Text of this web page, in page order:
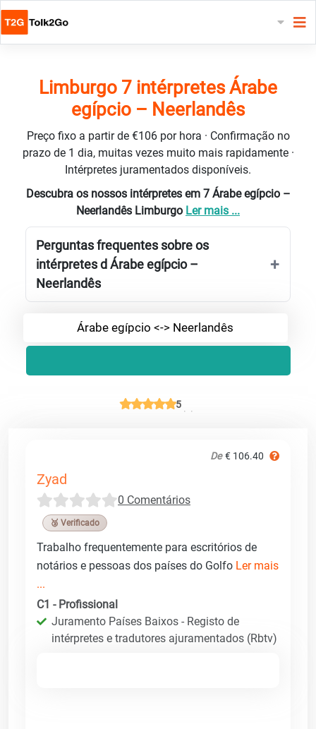
Limburgo 7 intérpretes Árabe
egípcio – Neerlandês
Preço fixo a partir de €106 por hora · Confirmação no
prazo de 1 dia, muitas vezes muito mais rapidamente ·
Intérpretes juramentados disponíveis.
Descubra os nossos intérpretes em 7 Árabe egípcio –
Neerlandês Limburgo Ler mais ...
Perguntas frequentes sobre os
intérpretes d Árabe egípcio –
Neerlandês
Árabe egípcio <-> Neerlandês
5
De € 106.40
Zyad
0 Comentários
🥉 Verificado
Trabalho frequentemente para escritórios de
notários e pessoas dos países do Golfo Ler mais
...
C1 - Profissional
Juramento Países Baixos - Registo de
intérpretes e tradutores ajuramentados (Rbtv)